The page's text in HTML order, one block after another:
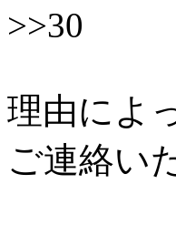
>>30
理由によ
ご連絡い